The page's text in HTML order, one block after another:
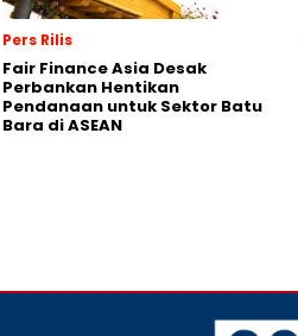
Pers Rilis
Fair Finance Asia Desak
Perbankan Hentikan
Pendanaan untuk Sektor Batu
Bara di ASEAN